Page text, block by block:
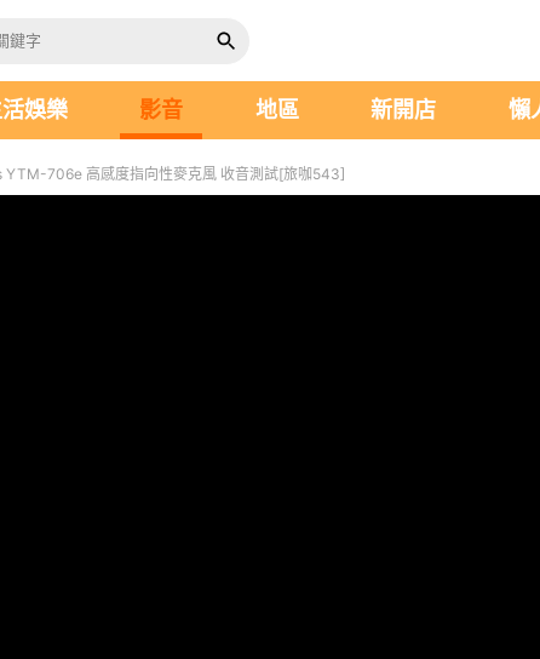
娛樂 影音 地區 新開店 懶
706e 高感度指向性麥克風 收音測試[旅咖543]